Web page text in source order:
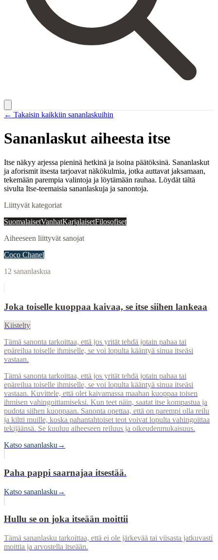
← Takaisin kaikkiin sananlaskuihin
Sananlaskut aiheesta itse
Itse näkyy arjessa pieninä hetkinä ja isoina päätöksinä. Sananlaskut
ja aforismit itsesta tarjoavat näkökulmia, jotka auttavat jaksamaan,
tekemään parempia valintoja ja löytämään rauhaa. Löydät tältä
sivulta Itse-teemaisia sananlaskuja ja sanontoja.
Liittyvät kategoriat
SuomalaisetVanhatKarjalaisetFilosofiset
Aiheeseen liittyvät sanojat
Coco Chanel
12 sananlaskua
Joka toiselle kuoppaa kaivaa, se itse siihen lankeaa
Kiistelty
Tämä sanonta tarkoittaa, että jos yrität tehdä jotain pahaa tai
epäreilua toiselle ihmiselle, se voi lopulta kääntyä sinua itseäsi
vastaan.
Tämä sanonta tarkoittaa, että jos yrität tehdä jotain pahaa tai
epäreilua toiselle ihmiselle, se voi lopulta kääntyä sinua itseäsi
vastaan. Kuvittele, että olet kaivamassa maahan kuoppaa toisen
ihmisen vahingoittamiseksi. Kun teet näin, saatat itse kompastua ja
pudota siihen kuoppaan. Sanonta opettaa, että on parempi olla reilu
ja kiltti muille, koska pahantahtoiset teot voivat lopulta vahingoittaa
tekijäänsä. Se kuuluu aiheeseen reiluus ja oikeudenmukaisuus.
Katso sananlasku →
Paha pappi saarnajaa itsestää.
Katso sananlasku →
Hullu se on joka itseään moittii
Tämä sananlasku tarkoittaa, että ei ole järkevää tai viisasta jatkuvasti
moittia ja arvostella itseään.